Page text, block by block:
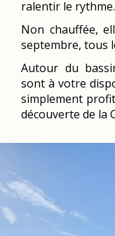
ralentir le rythme.
Non chauffée,
septembre, tous
Autour du
sont à votre
simplement
découverte de la